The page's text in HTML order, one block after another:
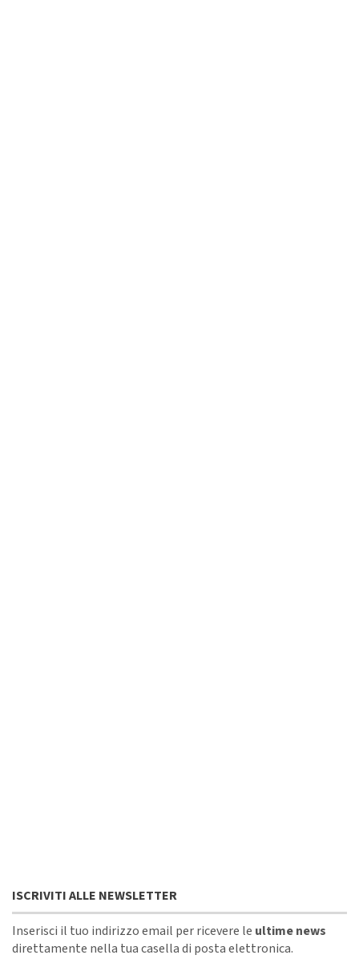
ISCRIVITI ALLE NEWSLETTER
Inserisci il tuo indirizzo email per ricevere le ultime news
direttamente nella tua casella di posta elettronica.